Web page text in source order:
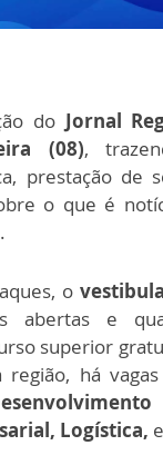
do Jornal
(08),
prestação de
o que é
o
abertas e
superior
região, há
Logística,